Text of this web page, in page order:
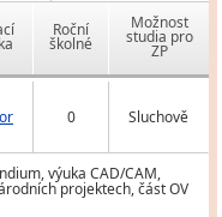
Roční
školné
Možnost
studia pro
ZP
0 Sluchově
výuka CAD/CAM,
projektech, část OV